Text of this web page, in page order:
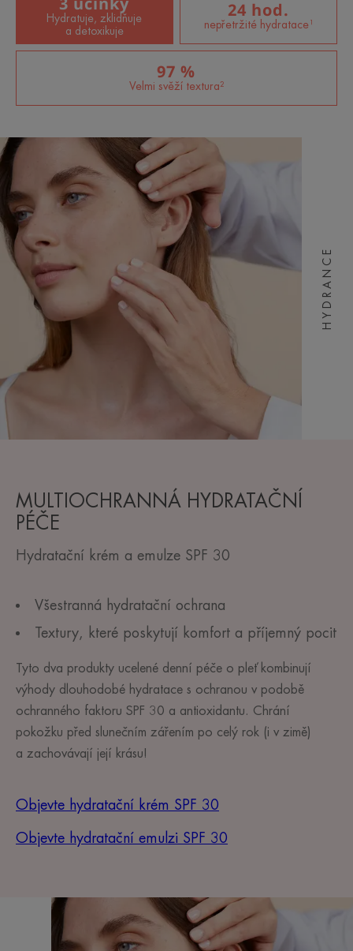
Hydratuje, zklidňuje
a detoxikuje
24 hod.
nepřetržité hydratace¹
97 %
Velmi svěží textura²
MULTIOCHRANNÁ HYDRATAČNÍ
PÉČE
Hydratační krém a emulze SPF 30
Všestranná hydratační ochrana
Textury, které poskytují komfort a příjemný pocit
Tyto dva produkty ucelené denní péče o pleť kombinují
výhody dlouhodobé hydratace s ochranou v podobě
ochranného faktoru SPF 30 a antioxidantu. Chrání
pokožku před slunečním zářením po celý rok (i v zimě)
a zachovávají její krásu!
Objevte hydratační krém SPF 30
Objevte hydratační emulzi SPF 30
HYDRANCE